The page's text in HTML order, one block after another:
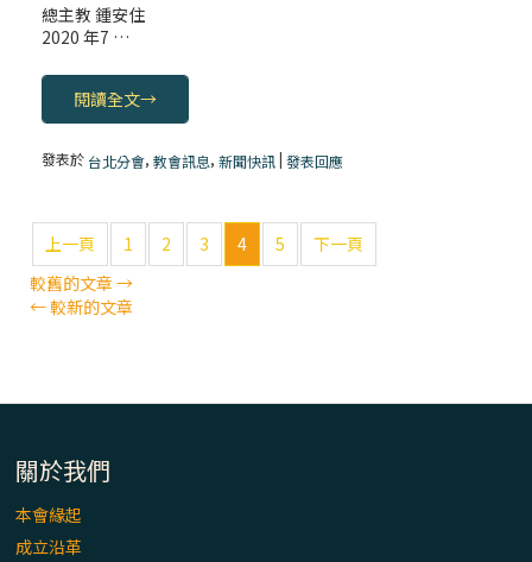
總主教 鍾安住
2020 年7 …
閱讀全文→
發表於 台北分會,教會訊息,新聞快訊|發表回應
上一頁 1 2 3 4 5
下一頁
較舊的文章→
←較新的文章
關於我們
本會緣起
成立沿革